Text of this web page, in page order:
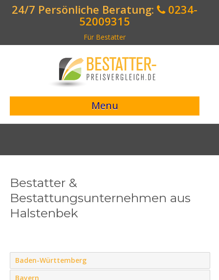
24/7 Persönliche Beratung:
0234-
52009315
Für Bestatter
Menu
> Preisvergleich starten <
Bestattungsvorsorge
Bestatter &
Bestattungsunternehmen aus
Halstenbek
Baden-Württemberg
Bayern